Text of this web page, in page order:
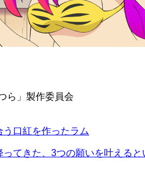
ら」製作委員会
う口紅を作ったラム
てきた、3つの願いを叶えると